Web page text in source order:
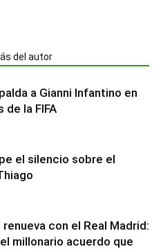
del autor
a Gianni Infantino en
de la FIFA
el silencio sobre el
con el Real Madrid:
millonario acuerdo que